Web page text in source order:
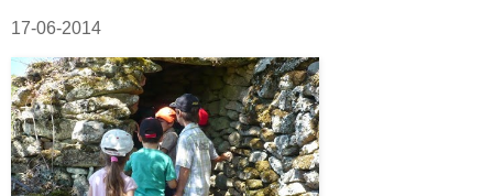
17-06-2014